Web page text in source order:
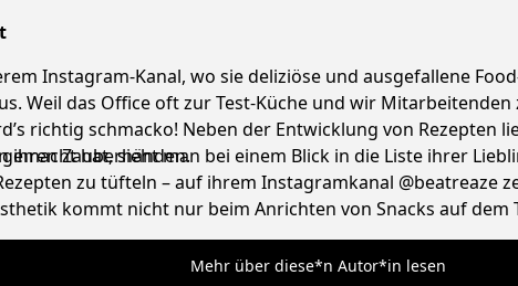
Instagram-Kanal, wo sie deliziöse und ausgefallene
Weil das Office oft zur Test-Küche und wir
richtig schmacko! Neben der Entwicklung von Rezepten
ihren Zauberhänden.
hat, sieht man bei einem Blick in die Liste ihrer
zu tüfteln – auf ihrem Instagramkanal @beatreaze
kommt nicht nur beim Anrichten von Snacks auf dem
ausgefallene Vintage Lampen.
Mehr über diese*n Autor*in lesen